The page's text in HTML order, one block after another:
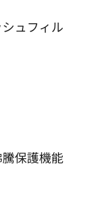
ュフィル
保護機能